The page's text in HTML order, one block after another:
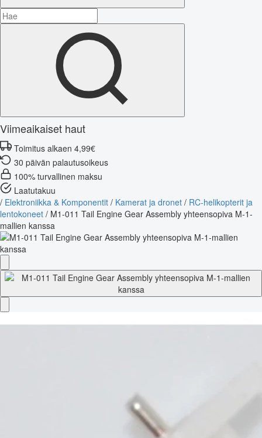
Viimeaikaiset haut
Toimitus alkaen 4,99€
30 päivän palautusoikeus
100% turvallinen maksu
Laatutakuu
/ Elektroniikka & Komponentit / Kamerat ja dronet / RC-helikopterit ja
lentokoneet / M1-011 Tail Engine Gear Assembly yhteensopiva M-1-
mallien kanssa